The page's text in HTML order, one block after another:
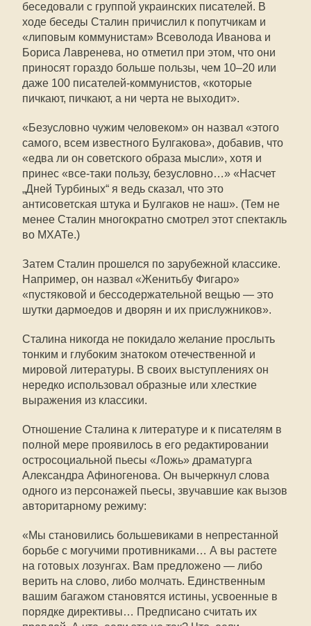
беседовали с группой украинских писателей. В
ходе беседы Сталин причислил к попутчикам и
«липовым коммунистам» Всеволода Иванова и
Бориса Лавренева, но отметил при этом, что они
приносят гораздо больше пользы, чем 10–20 или
даже 100 писателей-коммунистов, «которые
пичкают, пичкают, а ни черта не выходит».
«Безусловно чужим человеком» он назвал «этого
самого, всем известного Булгакова», добавив, что
«едва ли он советского образа мысли», хотя и
принес «все-таки пользу, безусловно…» «Насчет
„Дней Турбиных“ я ведь сказал, что это
антисоветская штука и Булгаков не наш». (Тем не
менее Сталин многократно смотрел этот спектакль
во МХАТе.)
Затем Сталин прошелся по зарубежной классике.
Например, он назвал «Женитьбу Фигаро»
«пустяковой и бессодержательной вещью — это
шутки дармоедов и дворян и их прислужников».
Сталина никогда не покидало желание прослыть
тонким и глубоким знатоком отечественной и
мировой литературы. В своих выступлениях он
нередко использовал образные или хлесткие
выражения из классики.
Отношение Сталина к литературе и к писателям в
полной мере проявилось в его редактировании
остросоциальной пьесы «Ложь» драматурга
Александра Афиногенова. Он вычеркнул слова
одного из персонажей пьесы, звучавшие как вызов
авторитарному режиму:
«Мы становились большевиками в непрестанной
борьбе с могучими противниками… А вы растете
на готовых лозунгах. Вам предложено — либо
верить на слово, либо молчать. Единственным
вашим багажом становятся истины, усвоенные в
порядке директивы… Предписано считать их